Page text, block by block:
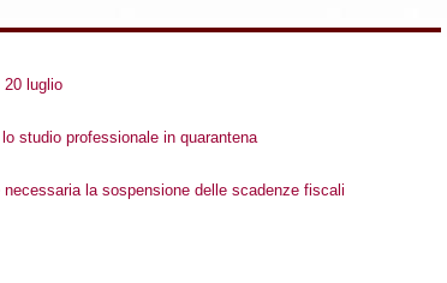
20 luglio
studio professionale in quarantena
la sospensione delle scadenze fiscali